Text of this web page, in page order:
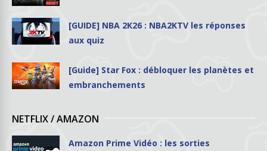
[GUIDE] NBA 2K26 : NBA2KTV les réponses
aux quiz
[Guide] Star Fox : débloquer les planètes et
embranchements
NETFLIX / AMAZON
Amazon Prime Vidéo : les sorties